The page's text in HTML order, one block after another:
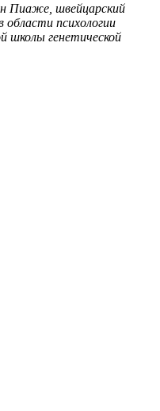
Пиаже, швейцарский
области психологии
школы генетической